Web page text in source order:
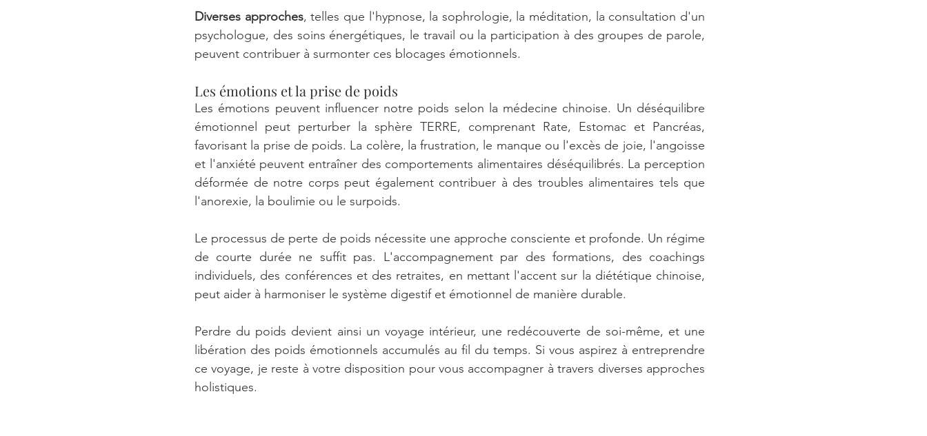
Diverses approches, telles que l'hypnose, la sophrologie, la méditation, la consultation d'un
psychologue, des soins énergétiques, le travail ou la participation à des groupes de parole,
peuvent contribuer à surmonter ces blocages émotionnels.
Les émotions et la prise de poids
Les émotions peuvent influencer notre poids selon la médecine chinoise. Un déséquilibre
émotionnel peut perturber la sphère TERRE, comprenant Rate, Estomac et Pancréas,
favorisant la prise de poids. La colère, la frustration, le manque ou l'excès de joie, l'angoisse
et l'anxiété peuvent entraîner des comportements alimentaires déséquilibrés. La perception
déformée de notre corps peut également contribuer à des troubles alimentaires tels que
l'anorexie, la boulimie ou le surpoids.
Le processus de perte de poids nécessite une approche consciente et profonde. Un régime
de courte durée ne suffit pas. L'accompagnement par des formations, des coachings
individuels, des conférences et des retraites, en mettant l'accent sur la diététique chinoise,
peut aider à harmoniser le système digestif et émotionnel de manière durable.
Perdre du poids devient ainsi un voyage intérieur, une redécouverte de soi-même, et une
libération des poids émotionnels accumulés au fil du temps. Si vous aspirez à entreprendre
ce voyage, je reste à votre disposition pour vous accompagner à travers diverses approches
holistiques.